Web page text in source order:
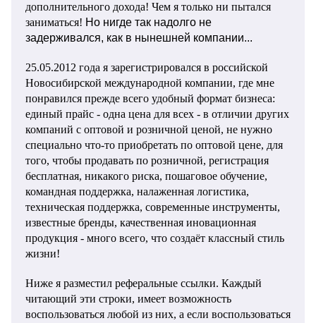
дополнительного дохода! Чем я только ни пытался
заниматься! Но нигде так надолго не
задерживался, как в нынешней компании...
25.05.2012 года я зарегистрировался в российской
Новосибирской международной компании, где мне
понравился прежде всего удобный формат бизнеса:
единый прайс - одна цена для всех - в отличии других
компаний с оптовой и розничной ценой, не нужно
специально что-то приобретать по оптовой цене, для
того, чтобы продавать по розничной, регистрация
бесплатная, никакого риска, пошаговое обучение,
командная поддержка, налаженная логистика,
техническая поддержка, современные инструменты,
известные бренды, качественная иновационная
продукция - много всего, что создаёт классный стиль
жизни!
Ниже я разместил реферальные ссылки. Каждый
читающий эти строки, имеет возможность
воспользоваться любой из них, а если воспользоваться